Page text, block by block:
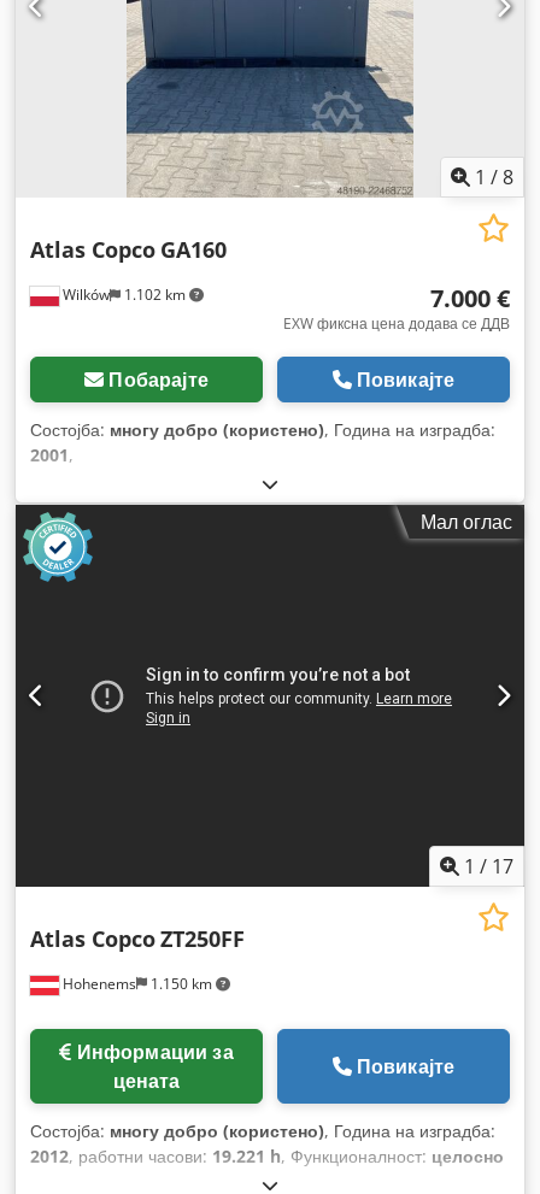
1 /8
Wilków 1.102 km
Atlas Copco GA160
7.000 €
EXW фиксна цена додава се ДДВ
Побарајте Повикајте
Состојба: многу добро (користено), Година на изградба:
2001,
Мал оглас
1 / 17
Hohenems 1.150 km
Atlas CopcoZT250FF
цената
Повикајте
Состојба: многу добро (користено), Година на изградба:
2012, работни часови: 19.221 h, Функционалност: целосно